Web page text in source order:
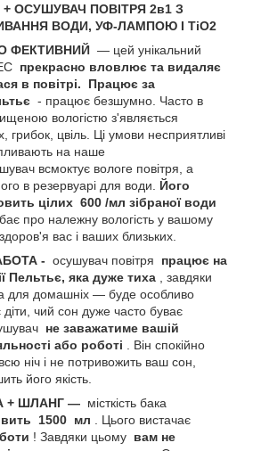
ОСУШУВАЧ ПОВІТРЯ 2в1 З
ВОДИ, УФ-ЛАМПОЮ І TiO2
ФЕКТИВНИЙ — цей унікальний
прекрасно вловлює та видаляє
в повітрі.
Працює за
- працює безшумно. Часто в
вологістю з'являється
грибок, цвіль. Ці умови несприятливі
на наше
всмоктує вологе повітря, а
в резервуарі для води. Його
цілих 600 /мл зібраної води
про належну вологість у вашому
вас і ваших близьких.
- осушувач повітря працює на
Пельтьє, яка дуже тиха , завдяки
для домашніх — буде особливо
чий сон дуже часто буває
не заважатиме вашій
або роботі . Він спокійно
ніч і не потривожить ваш сон,
його якість.
+ ШЛАНГ — місткість бака
1500 мл . Цього вистачає
! Завдяки цьому вам не